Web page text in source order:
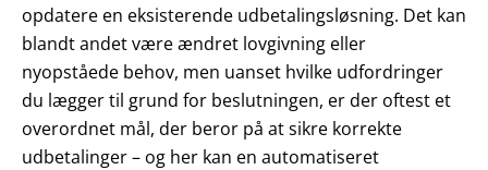
opdatere en eksisterende udbetalingsløsning. Det kan
blandt andet være ændret lovgivning eller
nyopståede behov, men uanset hvilke udfordringer
du lægger til grund for beslutningen, er der oftest et
overordnet mål, der beror på at sikre korrekte
udbetalinger – og her kan en automatiseret